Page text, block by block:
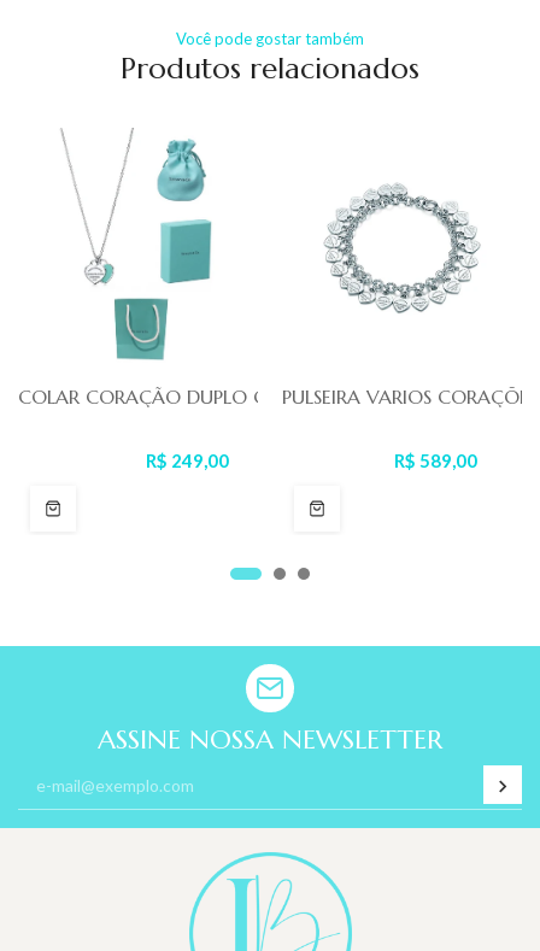
Você pode gostar também
Produtos relacionados
COLAR CORAÇÃO DUPLO CYAN TIFFA
R$ 249,00
PULSEIRA VARIOS
R$ 589,00
ASSINE NOSSA NEWSLETTER